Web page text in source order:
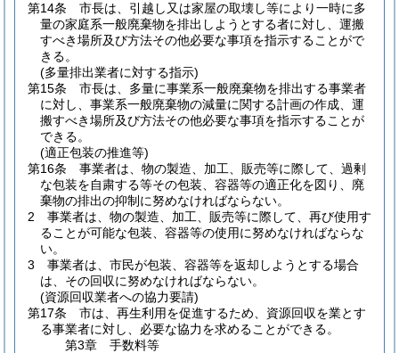
第14条
市長は、引越し又は家屋の取壊し等により一時に多
量の家庭系一般廃棄物を排出しようとする者に対し、運搬
すべき場所及び方法その他必要な事項を指示することがで
きる。
(多量排出業者に対する指示)
第15条
市長は、多量に事業系一般廃棄物を排出する事業者
に対し、事業系一般廃棄物の減量に関する計画の作成、運
搬すべき場所及び方法その他必要な事項を指示することが
できる。
(適正包装の推進等)
第16条
事業者は、物の製造、加工、販売等に際して、過剰
な包装を自粛する等その包装、容器等の適正化を図り、廃
棄物の排出の抑制に努めなければならない。
2
事業者は、物の製造、加工、販売等に際して、再び使用す
ることが可能な包装、容器等の使用に努めなければならな
い。
3
事業者は、市民が包装、容器等を返却しようとする場合
は、その回収に努めなければならない。
(資源回収業者への協力要請)
第17条
市は、再生利用を促進するため、資源回収を業とす
る事業者に対し、必要な協力を求めることができる。
第3章
手数料等